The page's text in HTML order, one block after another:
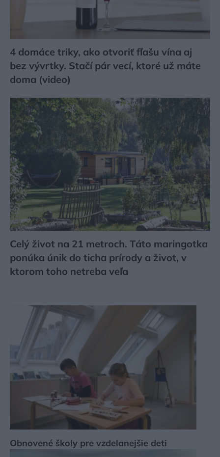
4 domáce triky, ako otvoriť fľašu vína aj
bez vývrtky. Stačí pár vecí, ktoré už máte
doma (video)
Celý život na 21 metroch. Táto maringotka
ponúka únik do ticha prírody a život, v
ktorom toho netreba veľa
Obnovené školy pre vzdelanejšie deti